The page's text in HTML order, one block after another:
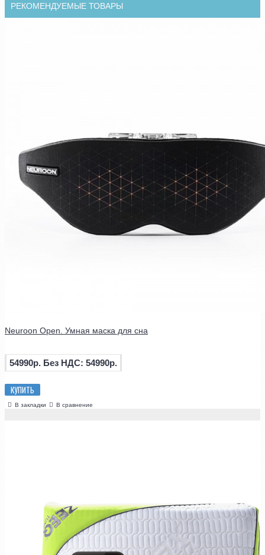
РЕКОМЕНДУЕМЫЕ ТОВАРЫ
Neuroon Open. Умная маска для сна
54990р. Без НДС: 54990р.
КУПИТЬ
В закладки В сравнение